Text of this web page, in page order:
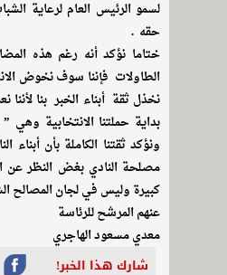
لسمو الرئيس العام لرعاية
حقه .
ختاما نؤكد أنه رغم هذه
الطاولات فإننا سوف نخوض
نخذل ثقة أبناء الخبر بنا
بداية حملتنا الانتخابية
ونؤكد ثقتنا الكاملة بأن
مصلحة النادي بغض النظر عن
كبيرة وليس في لجان المصالح
عنهم المرشح للرئاسة
معدي مسعود الهاجري
شارك هذا الخبر!